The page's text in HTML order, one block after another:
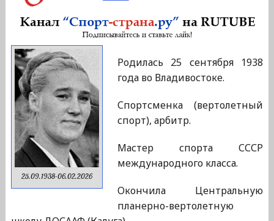
25.09.1938-06.02.2026
Родилась 25 сентября 1938
года во Владивостоке.
Спортсменка (вертолетный
спорт), арбитр.
Мастер спорта СССР
международного класса.
Окончила Центральную
планерно-вертолетную